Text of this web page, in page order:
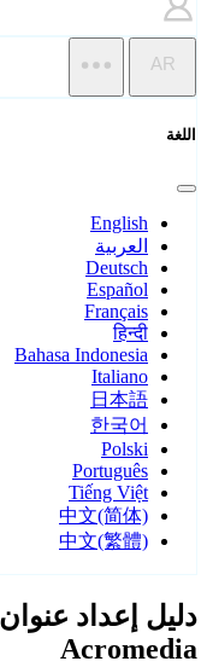
AR
اللغة
English
العربية
Deutsch
Español
Français
हिन्दी
Bahasa Indonesia
Italiano
日本語
한국어
Polski
Português
Tiếng Việt
中文(简体)
中文(繁體)
Acromedia